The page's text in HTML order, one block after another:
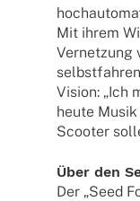
Mit ihrem
Vernet­zung
Vision: „Ich
heute
Scoo­ter
Über den
Der „Seed